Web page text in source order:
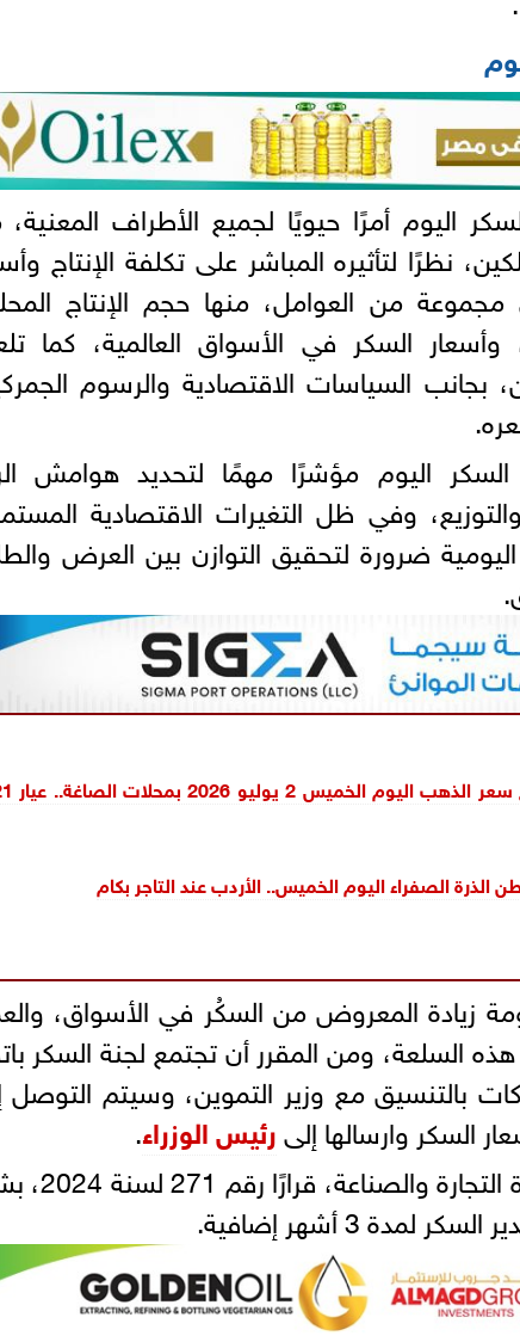
اليوم أمرًا حيويًا لجميع الأطراف
نظرًا لتأثيره المباشر على تكلفة الإنتاج
مجموعة من العوامل، منها حجم الإنتاج
وأسعار السكر في الأسواق العالمية، كما
بجانب السياسات الاقتصادية والرسوم
اليوم مؤشرًا مهمًا لتحديد هوامش
وفي ظل التغيرات الاقتصادية
ضرورة لتحقيق التوازن بين العرض
ارتفاع سعر الذهب
الذرة الصفراء اليوم الخميس.. الأردب عند التاجر بكام
زيادة المعروض من السكُر في الأسواق،
ومن المقرر أن تجتمع لجنة السكر
بالتنسيق مع وزير التموين، وسيتم التوصل
السكر وارسالها إلىرئيس الوزراء.
وسبق أن أصدرت وزارة التجارة
3 أشهر إضافية.